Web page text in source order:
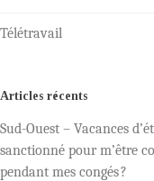
Télétravail
Articles récents
Sud-Ouest – Vacances
sanctionné pour m’être
pendant mes congés ?